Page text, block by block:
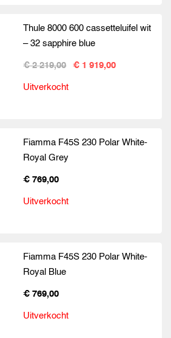
Thule 8000 600 cassetteluifel wit
– 32 sapphire blue
€ 2 219,00 € 1 919,00
Uitverkocht
Fiamma F45S 230 Polar White-
Royal Grey
€ 769,00
Uitverkocht
Fiamma F45S 230 Polar White-
Royal Blue
€ 769,00
Uitverkocht